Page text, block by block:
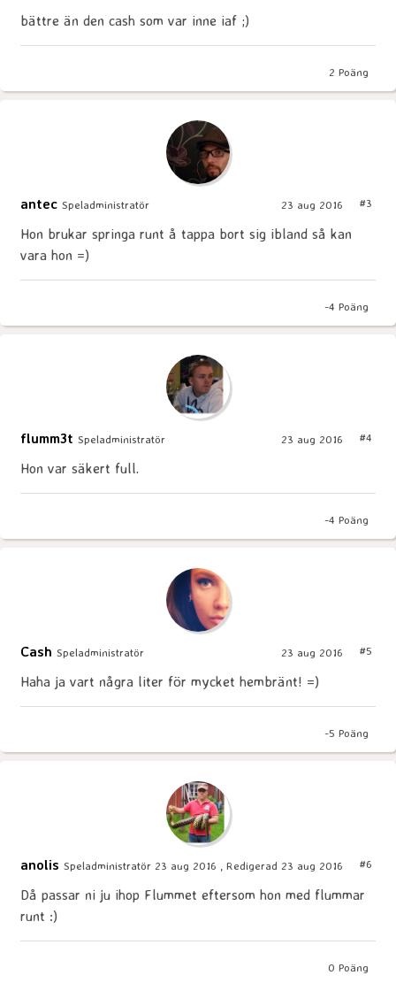
bättre än den cash som var inne iaf ;)
2 Poäng
antec Speladministratör 23 aug 2016 #3
Hon brukar springa runt å tappa bort sig ibland så kan
vara hon =)
-4 Poäng
flumm3t Speladministratör 23 aug 2016 #4
Hon var säkert full.
-4 Poäng
Cash Speladministratör 23 aug 2016 #5
Haha ja vart några liter för mycket hembränt! =)
-5 Poäng
anolis Speladministratör 23 aug 2016 , Redigerad 23 aug 2016 #6
Då passar ni ju ihop Flummet eftersom hon med flummar
runt :)
0 Poäng